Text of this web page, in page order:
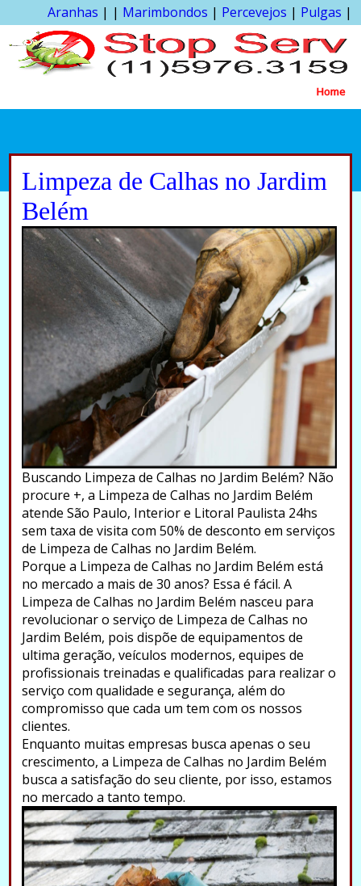
Aranhas | | Marimbondos | Percevejos | Pulgas |
Home
Limpeza de Calhas no Jardim
Belém
Buscando Limpeza de Calhas no Jardim Belém? Não
procure +, a Limpeza de Calhas no Jardim Belém
atende São Paulo, Interior e Litoral Paulista 24hs
sem taxa de visita com 50% de desconto em serviços
de Limpeza de Calhas no Jardim Belém.
Porque a Limpeza de Calhas no Jardim Belém está
no mercado a mais de 30 anos? Essa é fácil. A
Limpeza de Calhas no Jardim Belém nasceu para
revolucionar o serviço de Limpeza de Calhas no
Jardim Belém, pois dispõe de equipamentos de
ultima geração, veículos modernos, equipes de
profissionais treinadas e qualificadas para realizar o
serviço com qualidade e segurança, além do
compromisso que cada um tem com os nossos
clientes.
Enquanto muitas empresas busca apenas o seu
crescimento, a Limpeza de Calhas no Jardim Belém
busca a satisfação do seu cliente, por isso, estamos
no mercado a tanto tempo.